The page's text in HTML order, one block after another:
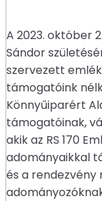
A 2023. október
Sándor
szervezett
támogatóink
Könnyűiparért
támogatóinak,
akik az RS 170
adományaikkal
és a rendezvény